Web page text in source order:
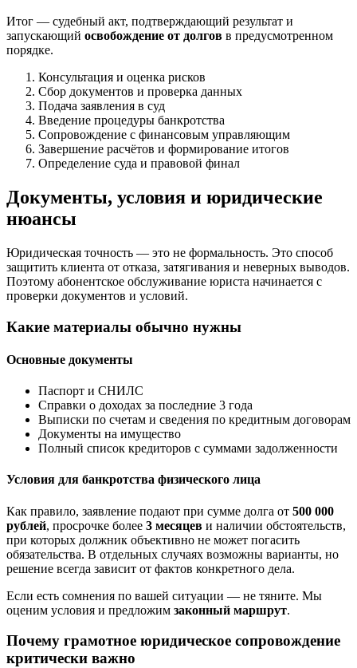
Итог — судебный акт, подтверждающий результат и
запускающий освобождение от долгов в предусмотренном
порядке.
Консультация и оценка рисков
Сбор документов и проверка данных
Подача заявления в суд
Введение процедуры банкротства
Сопровождение с финансовым управляющим
Завершение расчётов и формирование итогов
Определение суда и правовой финал
Документы, условия и юридические
нюансы
Юридическая точность — это не формальность. Это способ
защитить клиента от отказа, затягивания и неверных выводов.
Поэтому абонентское обслуживание юриста начинается с
проверки документов и условий.
Какие материалы обычно нужны
Основные документы
Паспорт и СНИЛС
Справки о доходах за последние 3 года
Выписки по счетам и сведения по кредитным договорам
Документы на имущество
Полный список кредиторов с суммами задолженности
Условия для банкротства физического лица
Как правило, заявление подают при сумме долга от 500 000
рублей, просрочке более 3 месяцев и наличии обстоятельств,
при которых должник объективно не может погасить
обязательства. В отдельных случаях возможны варианты, но
решение всегда зависит от фактов конкретного дела.
Если есть сомнения по вашей ситуации — не тяните. Мы
оценим условия и предложим законный маршрут.
Почему грамотное юридическое сопровождение
критически важно